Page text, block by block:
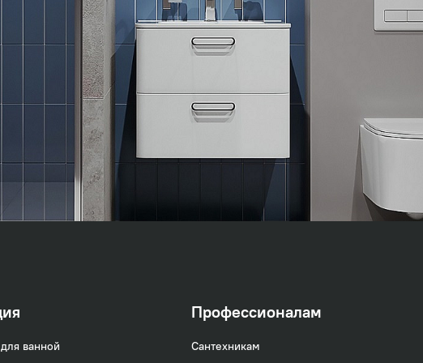
Home)
ванной
Профессионалам
Сантехникам